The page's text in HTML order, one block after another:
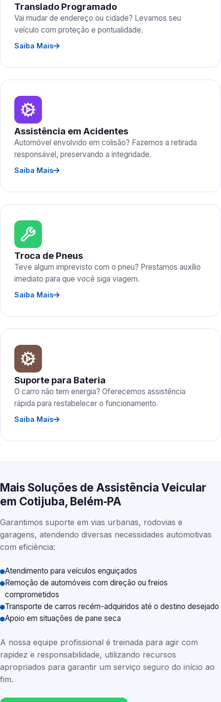
Translado Programado
Vai mudar de endereço ou cidade? Levamos seu
veículo com proteção e pontualidade.
Saiba Mais
Assistência em Acidentes
Automóvel envolvido em colisão? Fazemos a retirada
responsável, preservando a integridade.
Saiba Mais
Troca de Pneus
Teve algum imprevisto com o pneu? Prestamos auxílio
imediato para que você siga viagem.
Saiba Mais
Suporte para Bateria
O carro não tem energia? Oferecemos assistência
rápida para restabelecer o funcionamento.
Saiba Mais
Mais Soluções de Assistência Veicular
em Cotijuba, Belém‑PA
Garantimos suporte em vias urbanas, rodovias e
garagens, atendendo diversas necessidades automotivas
com eficiência:
Atendimento para veículos enguiçados
Remoção de automóveis com direção ou freios
comprometidos
Transporte de carros recém-adquiridos até o destino desejado
Apoio em situações de pane seca
A nossa equipe profissional é treinada para agir com
rapidez e responsabilidade, utilizando recursos
apropriados para garantir um serviço seguro do início ao
fim.